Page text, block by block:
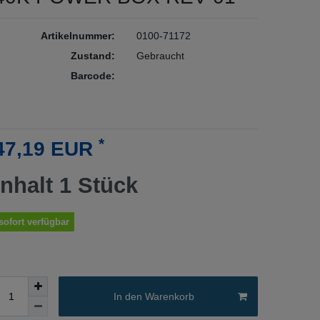
Artikelnummer:
Zustand:
Barcode:
0100-71172
Gebraucht
EUR *
1 Stück
verfügbar
In den Warenkorb